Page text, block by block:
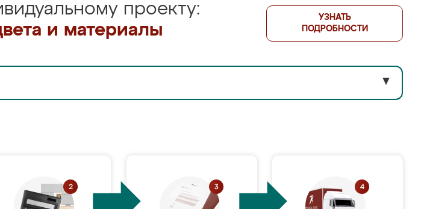
проекту:
и материалы
УЗНАТЬ
ПОДРОБНОСТИ
▼